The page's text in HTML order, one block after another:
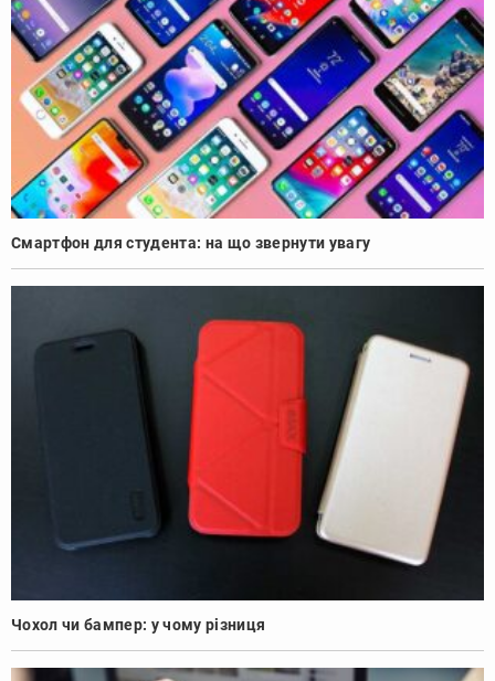
Смартфон для студента: на що звернути увагу
Чохол чи бампер: у чому різниця